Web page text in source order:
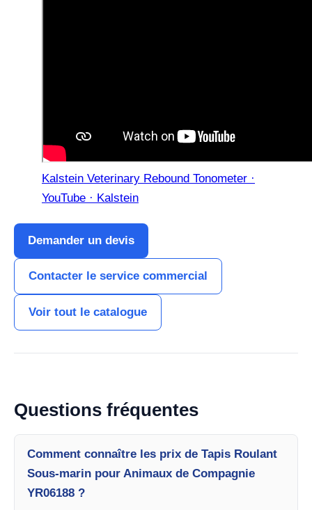
Kalstein Veterinary Rebound Tonometer ·
YouTube · Kalstein
Demander un devis
Contacter le service commercial
Voir tout le catalogue
Questions fréquentes
Comment connaître les prix de Tapis Roulant
Sous-marin pour Animaux de Compagnie
YR06188 ?